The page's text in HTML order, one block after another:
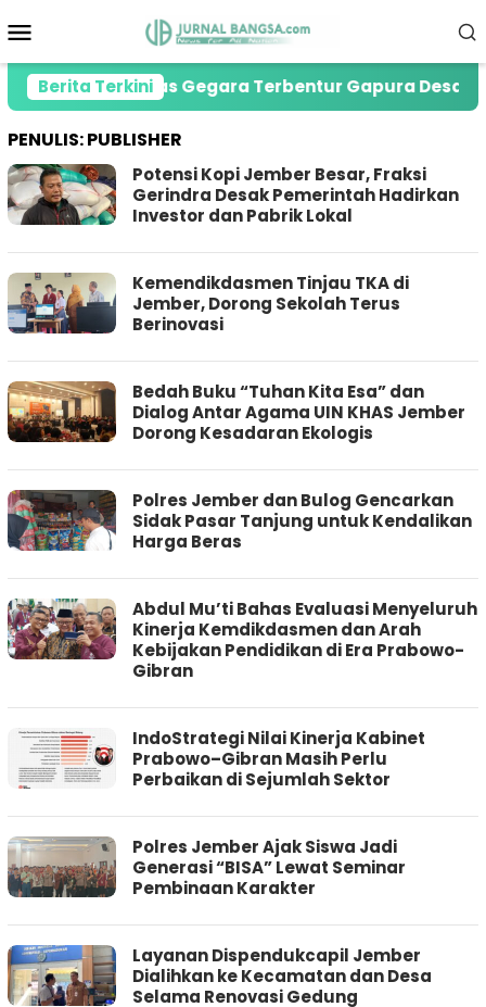
ke
Mobile
Berita Terkini
Tewas Gegara Terbentur Gapura Desa
PENULIS:PUBLISHER
Potensi Kopi Jember Besar, Fraksi
Gerindra Desak Pemerintah Hadirkan
Investor dan Pabrik Lokal
Kemendikdasmen Tinjau TKA di
Jember, Dorong Sekolah Terus
Berinovasi
Bedah Buku “Tuhan Kita Esa” dan
Dialog Antar Agama UIN KHAS Jember
Dorong Kesadaran Ekologis
Polres Jember dan Bulog Gencarkan
Sidak Pasar Tanjung untuk Kendalikan
Harga Beras
Abdul Mu’ti Bahas Evaluasi Menyeluruh
Kinerja Kemdikdasmen dan Arah
Kebijakan Pendidikan di Era Prabowo-
Gibran
IndoStrategi Nilai Kinerja Kabinet
Prabowo–Gibran Masih Perlu
Perbaikan di Sejumlah Sektor
Polres Jember Ajak Siswa Jadi
Generasi “BISA” Lewat Seminar
Pembinaan Karakter
Layanan Dispendukcapil Jember
Dialihkan ke Kecamatan dan Desa
Selama Renovasi Gedung